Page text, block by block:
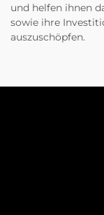
und helfen ihnen
sowie ihre
auszuschöpfen.